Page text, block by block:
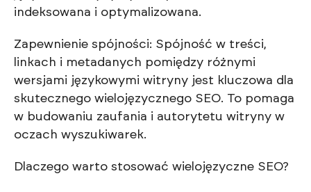
indeksowana i optymalizowana.
Zapewnienie spójności: Spójność w treści,
linkach i metadanych pomiędzy różnymi
wersjami językowymi witryny jest kluczowa dla
skutecznego wielojęzycznego SEO. To pomaga
w budowaniu zaufania i autorytetu witryny w
oczach wyszukiwarek.
Dlaczego warto stosować wielojęzyczne SEO?